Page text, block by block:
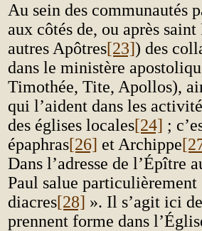
Au sein des communautés
aux côtés de, ou après
autres Apôtres[23]) des
dans le ministère
Timothée, Tite, Apollos),
qui l’aident dans les
des églises locales[24] ;
épaphras[26] et Archippe
Dans l’adresse de l’Épître
Paul salue particulièrement
diacres[28] ». Il s’agit ici
prennent forme dans